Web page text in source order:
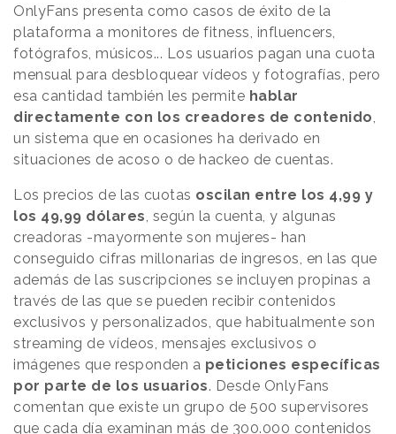
OnlyFans presenta como casos de éxito de la
plataforma a monitores de fitness, influencers,
fotógrafos, músicos... Los usuarios pagan una cuota
mensual para desbloquear vídeos y fotografías, pero
esa cantidad también les permite hablar
directamente con los creadores de contenido,
un sistema que en ocasiones ha derivado en
situaciones de acoso o de hackeo de cuentas.
Los precios de las cuotas oscilan entre los 4,99 y
los 49,99 dólares, según la cuenta, y algunas
creadoras -mayormente son mujeres- han
conseguido cifras millonarias de ingresos, en las que
además de las suscripciones se incluyen propinas a
través de las que se pueden recibir contenidos
exclusivos y personalizados, que habitualmente son
streaming de vídeos, mensajes exclusivos o
imágenes que responden a peticiones específicas
por parte de los usuarios. Desde OnlyFans
comentan que existe un grupo de 500 supervisores
que cada día examinan más de 300.000 contenidos